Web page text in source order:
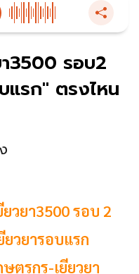
า3500 รอบ2
แรก" ตรงไหน
วยา3500 รอบ 2
ยวยารอบแรก
ษตรกร-เยียวยา